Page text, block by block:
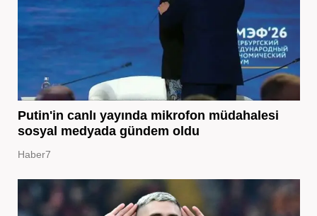
Putin'in canlı yayında mikrofon müdahalesi
sosyal medyada gündem oldu
Haber7